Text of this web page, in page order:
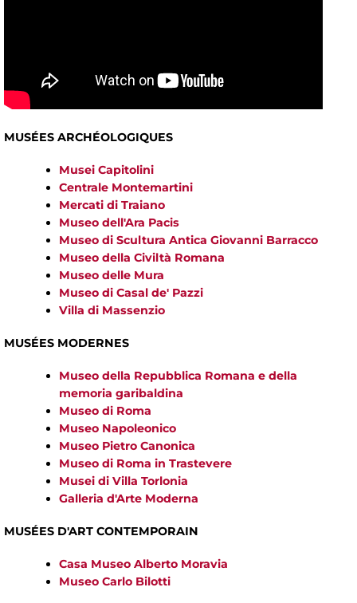
MUSÉES ARCHÉOLOGIQUES
Musei Capitolini
Centrale Montemartini
Mercati di Traiano
Museo dell'Ara Pacis
Museo di Scultura Antica Giovanni Barracco
Museo della Civiltà Romana
Museo delle Mura
Museo di Casal de' Pazzi
Villa di Massenzio
MUSÉES MODERNES
Museo della Repubblica Romana e della
memoria garibaldina
Museo di Roma
Museo Napoleonico
Museo Pietro Canonica
Museo di Roma in Trastevere
Musei di Villa Torlonia
Galleria d'Arte Moderna
MUSÉES D'ART CONTEMPORAIN
Casa Museo Alberto Moravia
Museo Carlo Bilotti